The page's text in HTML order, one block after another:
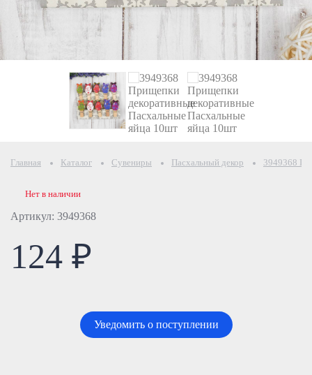
Главная Каталог Сувениры Пасхальный декор 3949368
Артикул: 3949368
Нет в наличии
124 ₽
Уведомить о поступлении